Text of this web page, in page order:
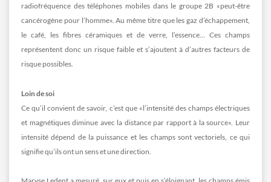
radiofréquence des téléphones mobiles dans le groupe 2B «peut-être
cancérogène pour l’homme». Au même titre que les gaz d’échappement,
le café, les fibres céramiques et de verre, l’essence… Ces champs
représentent donc un risque faible et s’ajoutent à d’autres facteurs de
risque possibles.
Loin de soi
Ce qu’il convient de savoir, c’est que «l’intensité des champs électriques
et magnétiques diminue avec la distance par rapport à la source». Leur
intensité dépend de la puissance et les champs sont vectoriels, ce qui
signifie qu’ils ont un sens et une direction.